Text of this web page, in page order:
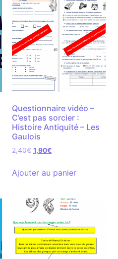
Questionnaire vidéo –
C’est pas sorcier :
Histoire Antiquité – Les
Gaulois
2,40€ 1,90€
Ajouter au panier